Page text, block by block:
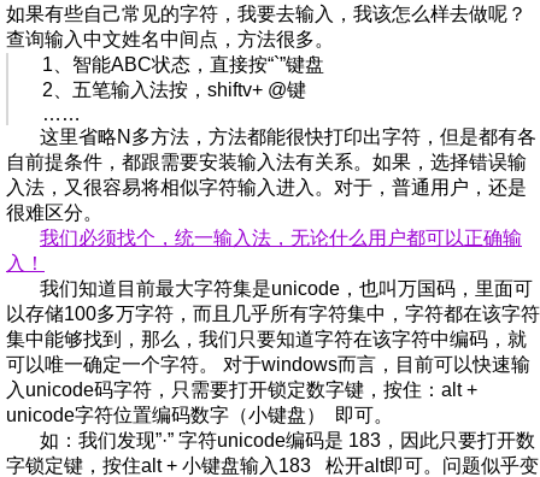
如果有些自己常见的字符，我要去输入，我该怎么样去做呢？
查询输入中文姓名中间点，方法很多。
1、智能ABC状态，直接按“`”键盘
2、五笔输入法按，shiftv+ @键
……
这里省略N多方法，方法都能很快打印出字符，但是都有各
自前提条件，都跟需要安装输入法有关系。如果，选择错误输
入法，又很容易将相似字符输入进入。对于，普通用户，还是
很难区分。
我们必须找个，统一输入法，无论什么用户都可以正确输
入！
我们知道目前最大字符集是unicode，也叫万国码，里面可
以存储100多万字符，而且几乎所有字符集中，字符都在该字符
集中能够找到，那么，我们只要知道字符在该字符中编码，就
可以唯一确定一个字符。 对于windows而言，目前可以快速输
入unicode码字符，只需要打开锁定数字键，按住：alt +
unicode字符位置编码数字（小键盘） 即可。
如：我们发现”·” 字符unicode编码是 183，因此只要打开数
字锁定键，按住alt + 小键盘输入183 松开alt即可。问题似乎变